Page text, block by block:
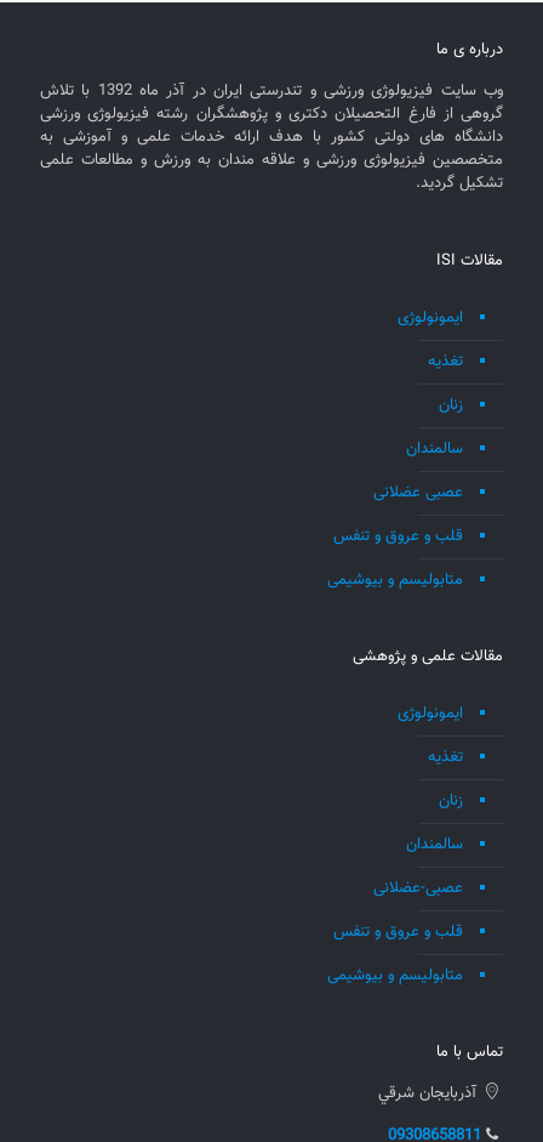
درباره ی ما
وب سایت فیزیولوژی ورزشی و تندرستی ایران در آذر ماه 1392 با تلاش
گروهی از فارغ التحصیلان دکتری و پژوهشگران رشته فیزیولوژی ورزشی
دانشگاه های دولتی کشور با هدف ارائه خدمات علمی و آموزشی به
متخصصین فیزیولوژی ورزشی و علاقه مندان به ورزش و مطالعات علمی
تشکیل گردید.
مقالات ISI
ایمونولوژی
تغذیه
زنان
سالمندان
عصبی عضلانی
قلب و عروق و تنفس
متابولیسم و بیوشیمی
مقالات علمی و پژوهشی
ایمونولوژی
تغذیه
زنان
سالمندان
عصبی-عضلانی
قلب و عروق و تنفس
متابولیسم و بیوشیمی
تماس با ما
آذربايجان شرقي
09308658811